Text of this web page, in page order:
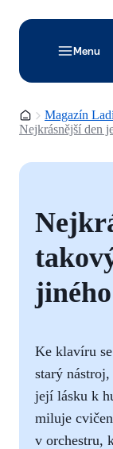
Menu
Domovská stránka
Magazín
Nejkrásnější den
Ke klavíru
starý
její lásku k
miluje
v orchestru,